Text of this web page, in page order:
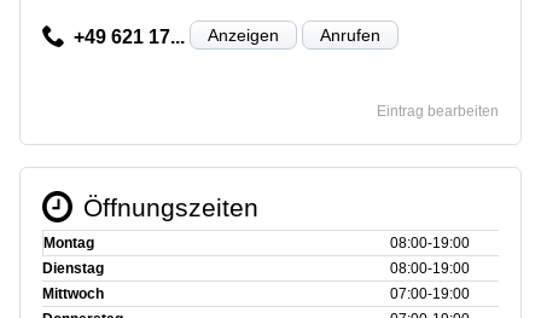
+49 621 17... Anzeigen Anrufen
Eintrag bearbeiten
Öffnungszeiten
Montag
08:00‑19:00
Dienstag
08:00‑19:00
Mittwoch
07:00‑19:00